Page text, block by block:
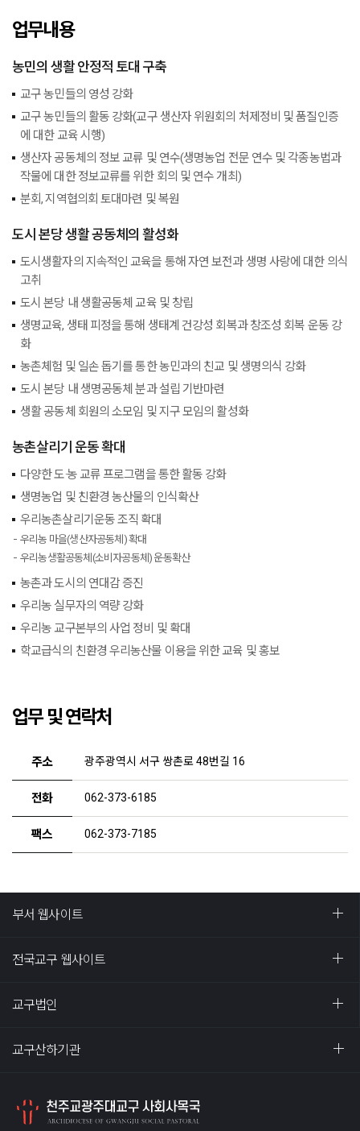
업무내용
농민의 생활 안정적 토대 구축
교구 농민들의 영성 강화
교구 농민들의 활동 강화(교구 생산자 위원회의 처제정비 및 품질인증
에 대한 교육 시행)
생산자 공동체의 정보 교류 및 연수(생명농업 전문 연수 및 각종농법과
작물에 대한 정보교류를 위한 회의 및 연수 개최)
분회, 지역협의회 토대마련 및 복원
도시 본당 생활 공동체의 활성화
도시생활자의 지속적인 교육을 통해 자연 보전과 생명 사랑에 대한 의식
고취
도시 본당 내 생활공동체 교육 및 창립
생명교육, 생태 피정을 통해 생태계 건강성 회복과 창조성 회복 운동 강
화
농촌체험 및 일손 돕기를 통한 농민과의 친교 및 생명의식 강화
도시 본당 내 생명공동체 분과 설립 기반마련
생활 공동체 회원의 소모임 및 지구 모임의 활성화
농촌살리기 운동 확대
다양한 도·농 교류 프로그램을 통한 활동 강화
생명농업 및 친환경 농산물의 인식확산
우리농촌살리기운동 조직 확대
우리농 마을(생산자공동체) 확대
우리농생활공동체(소비자공동체) 운동확산
농촌과 도시의 연대감 증진
우리농 실무자의 역량 강화
우리농 교구본부의 사업 정비 및 확대
학교급식의 친환경 우리농산물 이용을 위한 교육 및 홍보
업무 및 연락처
주소 광주광역시 서구 쌍촌로 48번길 16
전화 062-373-6185
팩스 062-373-7185
부서 웹사이트
전국교구 웹사이트
교구법인
교구산하기관